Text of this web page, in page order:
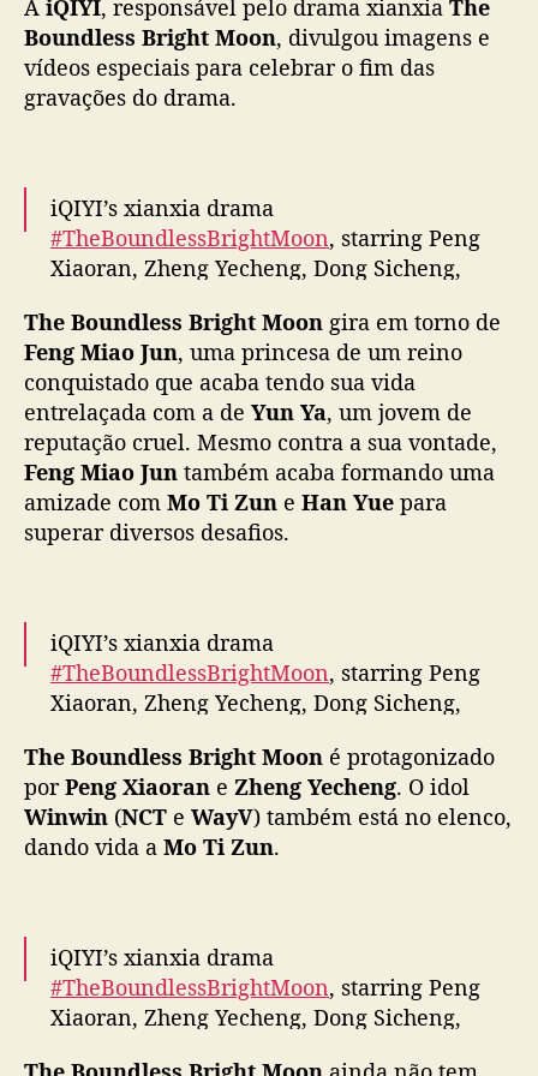
e
m
a
i
g
h
”
,
o
m
W
n
w
i
n
)
,
d
v
u
l
e
o
s
A iQIYI, responsável pelo drama xianxia The
Boundless Bright Moon, divulgou imagens e
vídeos especiais para celebrar o fim das
gravações do drama.
iQIYI’s xianxia drama
#TheBoundlessBrightMoon, starring Peng
Xiaoran, Zheng Yecheng, Dong Sicheng,
vid as filming wraps
Full –https://t.co/2qAdX0VFUL#明月苍茫
pic.twitter.com/E0KXKSt5i8
— cdrama tweets (@dramapotatoe)January
17, 2025
The Boundless Bright Moon gira em torno de
Feng Miao Jun, uma princesa de um reino
conquistado que acaba tendo sua vida
entrelaçada com a de Yun Ya, um jovem de
reputação cruel. Mesmo contra a sua vontade,
Feng Miao Jun também acaba formando uma
amizade com Mo Ti Zun e Han Yue para
superar diversos desafios.
iQIYI’s xianxia drama
#TheBoundlessBrightMoon, starring Peng
Xiaoran, Zheng Yecheng, Dong Sicheng,
filming wraps
More –https://t.co/kJFvEF6tRK #明月苍茫
pic.twitter.com/K6rCEpMFbM
The Boundless Bright Moon é protagonizado
porPeng Xiaoran e Zheng Yecheng. O idol
Winwin (NCT e WayV) também está no elenco,
dando vida a Mo Ti Zun.
iQIYI’s xianxia drama
#TheBoundlessBrightMoon, starring Peng
Xiaoran, Zheng Yecheng, Dong Sicheng,